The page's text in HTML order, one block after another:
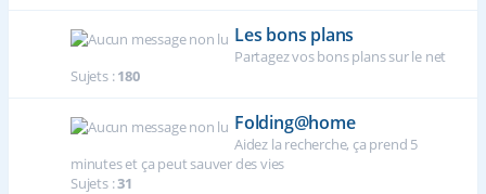
Les bons plans
Partagez vos bons plans sur le net
Sujets :180
Folding@home
Aidez la recherche, ça prend 5
minutes et ça peut sauver des vies
Sujets :31